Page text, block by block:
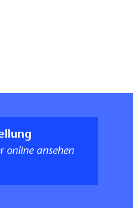
online ansehen